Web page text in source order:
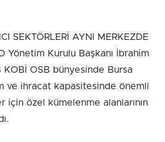
SEKTÖRLERİ AYNI MERKEZDE
Yönetim Kurulu Başkanı İbrahim
KOBİ OSB bünyesinde Bursa
ve ihracat kapasitesinde önemli
için özel kümelenme alanlarının